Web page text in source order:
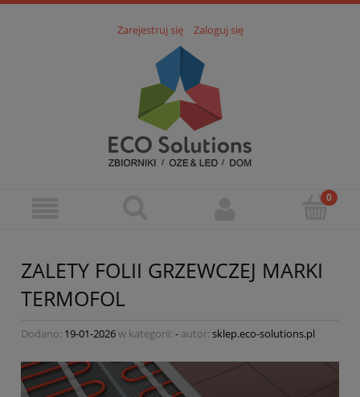
Zarejestruj się Zaloguj się
ZALETY FOLII GRZEWCZEJ MARKI
TERMOFOL
Dodano: 19-01-2026w kategorii: - autor: sklep.eco-solutions.pl